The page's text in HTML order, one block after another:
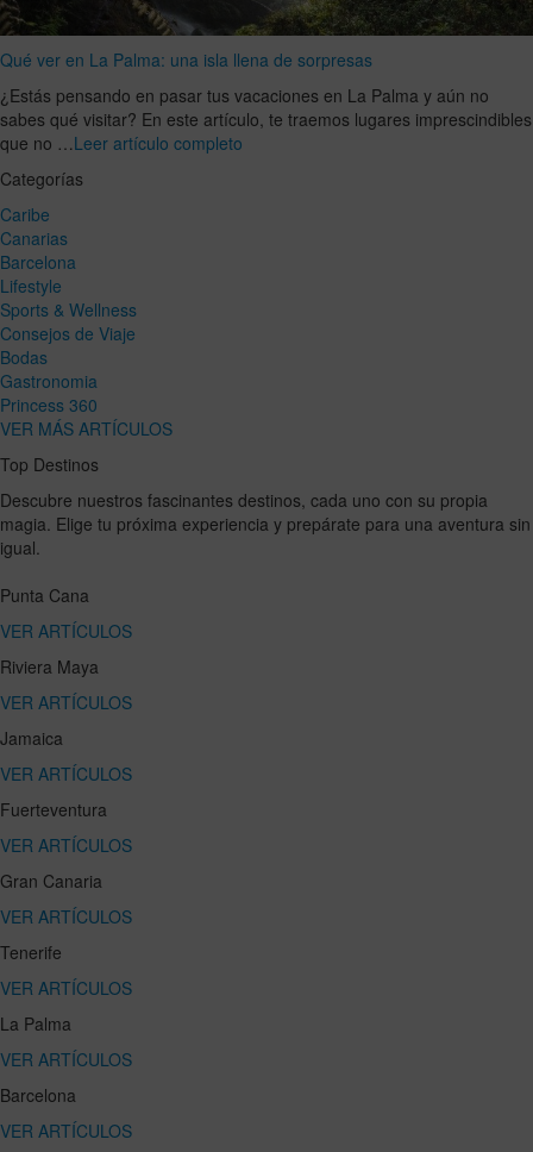
Qué ver en La Palma: una isla llena de sorpresas
¿Estás pensando en pasar tus vacaciones en La Palma y aún no
sabes qué visitar? En este artículo, te traemos lugares imprescindibles
que no …Leer artículo completo
Categorías
Caribe
Canarias
Barcelona
Lifestyle
Sports & Wellness
Consejos de Viaje
Bodas
Gastronomia
Princess 360
VER MÁS ARTÍCULOS
Top Destinos
Descubre nuestros fascinantes destinos, cada uno con su propia
magia. Elige tu próxima experiencia y prepárate para una aventura sin
igual.
Punta Cana
VER ARTÍCULOS
Riviera Maya
VER ARTÍCULOS
Jamaica
VER ARTÍCULOS
Fuerteventura
VER ARTÍCULOS
Gran Canaria
VER ARTÍCULOS
Tenerife
VER ARTÍCULOS
La Palma
VER ARTÍCULOS
Barcelona
VER ARTÍCULOS